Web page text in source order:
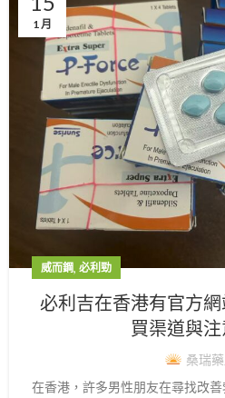
1 月
威而鋼, 必利勁
必利吉在香港有官方
買渠道與
桑瑞
在香港，許多男性朋友在尋找改